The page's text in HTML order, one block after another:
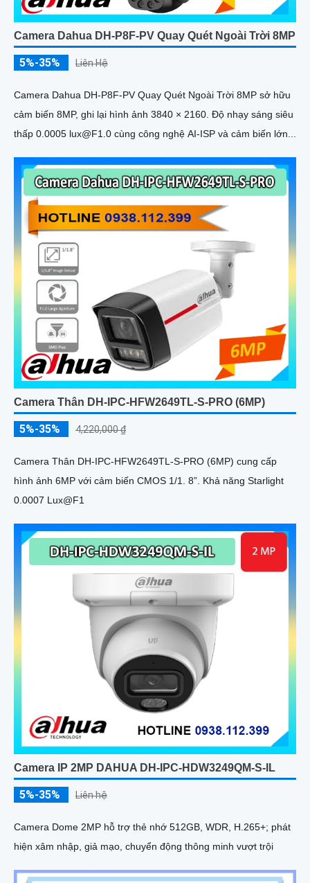
Camera Dahua DH-P8F-PV Quay Quét Ngoài Trời 8MP
5%-35% Liên Hệ
Camera Dahua DH-P8F-PV Quay Quét Ngoài Trời 8MP sở hữu
cảm biến 8MP, ghi lại hình ảnh 3840 × 2160. Độ nhạy sáng siêu
thấp 0.0005 lux@F1.0 cùng công nghệ AI-ISP và cảm biến lớn...
Camera Thân DH-IPC-HFW2649TL-S-PRO (6MP)
5%-35% 4,220,000 ₫
Camera Thân DH-IPC-HFW2649TL-S-PRO (6MP) cung cấp
hình ảnh 6MP với cảm biến CMOS 1/1. 8”. Khả năng Starlight
0.0007 Lux@F1
Camera IP 2MP DAHUA DH-IPC-HDW3249QM-S-IL
5%-35% Liên hệ
Camera Dome 2MP hỗ trợ thẻ nhớ 512GB, WDR, H.265+; phát
hiện xâm nhập, giả mạo, chuyển động thông minh vượt trội